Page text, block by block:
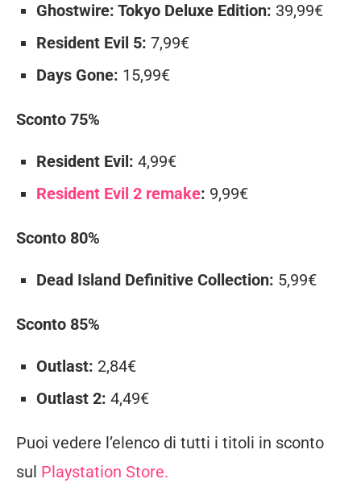
Ghostwire: Tokyo Deluxe Edition: 39,99€
Resident Evil 5: 7,99€
Days Gone: 15,99€
Sconto 75%
Resident Evil: 4,99€
Resident Evil 2 remake: 9,99€
Sconto 80%
Dead Island Definitive Collection: 5,99€
Sconto 85%
Outlast: 2,84€
Outlast 2: 4,49€
Puoi vedere l’elenco di tutti i titoli in sconto
sul Playstation Store.